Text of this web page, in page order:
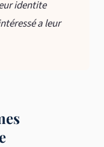
identite
a leur